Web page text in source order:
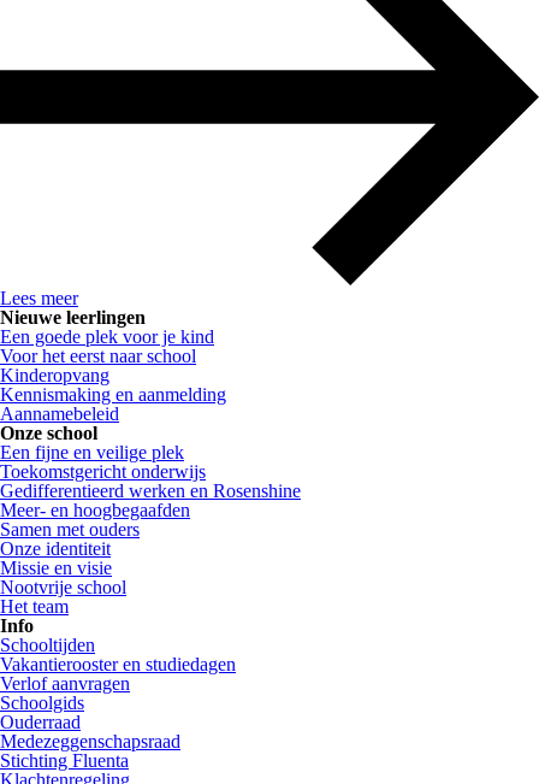
Lees meer
Nieuwe leerlingen
Een goede plek voor je kind
Voor het eerst naar school
Kinderopvang
Kennismaking en aanmelding
Aannamebeleid
Onze school
Een fijne en veilige plek
Toekomstgericht onderwijs
Gedifferentieerd werken en Rosenshine
Meer- en hoogbegaafden
Samen met ouders
Onze identiteit
Missie en visie
Nootvrije school
Het team
Info
Schooltijden
Vakantierooster en studiedagen
Verlof aanvragen
Schoolgids
Ouderraad
Medezeggenschapsraad
Stichting Fluenta